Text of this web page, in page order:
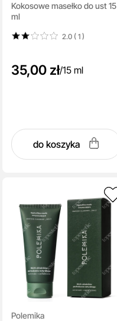
Butter
Kokosowe masełko do ust 15
ml
2.0 ( 1)
35,00 zł/15 ml
do koszyka
Polemika